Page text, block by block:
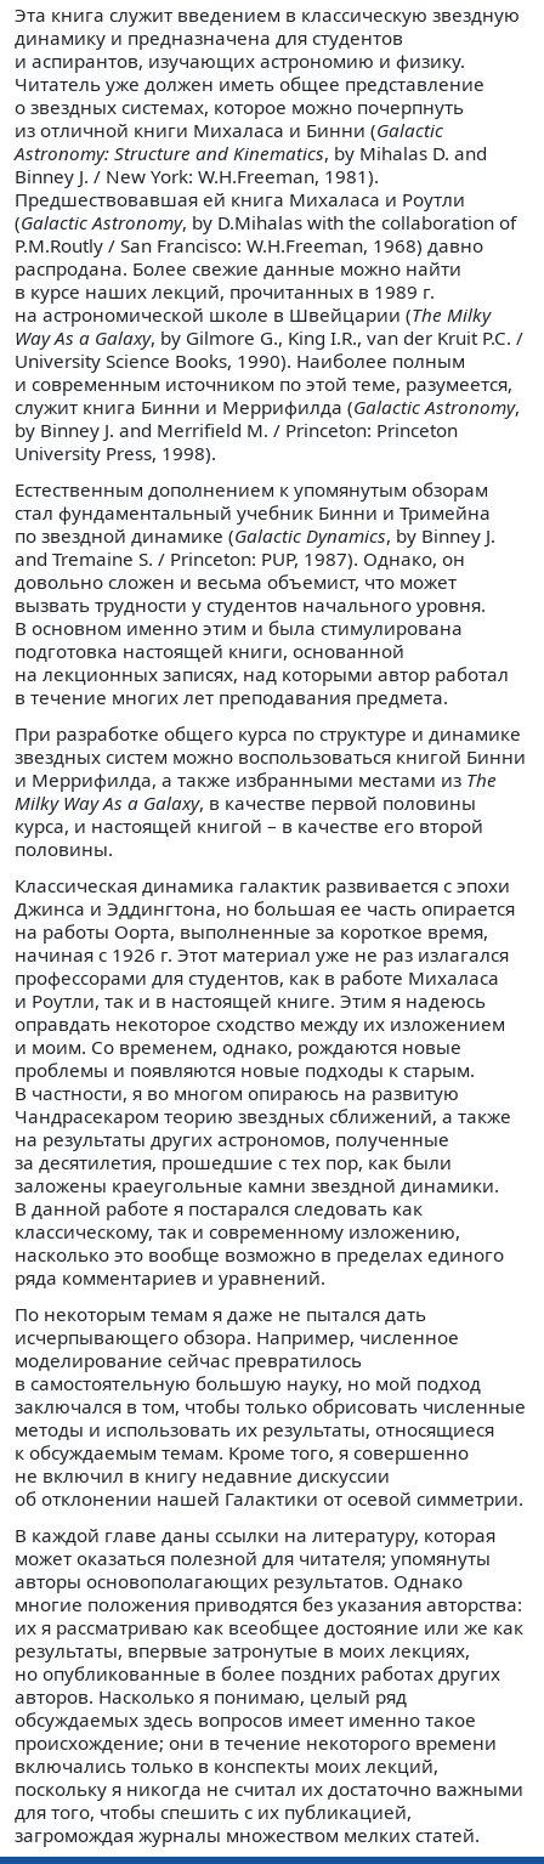
Эта книга служит введением в классическую звездную
динамику и предназначена для студентов
и аспирантов, изучающих астрономию и физику.
Читатель уже должен иметь общее представление
о звездных системах, которое можно почерпнуть
из отличной книги Михаласа и Бинни (Galactic
Astronomy: Structure and Kinematics, by Mihalas D. and
Binney J. / New York: W.H.Freeman, 1981).
Предшествовавшая ей книга Михаласа и Роутли
(Galactic Astronomy, by D.Mihalas with the collaboration of
P.M.Routly / San Francisco: W.H.Freeman, 1968) давно
распродана. Более свежие данные можно найти
в курсе наших лекций, прочитанных в 1989 г.
на астрономической школе в Швейцарии (The Milky
Way As a Galaxy, by Gilmore G., King I.R., van der Kruit P.C. /
University Science Books, 1990). Наиболее полным
и современным источником по этой теме, разумеется,
служит книга Бинни и Меррифилда (Galactic Astronomy,
by Binney J. and Merrifield M. / Princeton: Princeton
University Press, 1998).
Естественным дополнением к упомянутым обзорам
стал фундаментальный учебник Бинни и Тримейна
по звездной динамике (Galactic Dynamics, by Binney J.
and Tremaine S. / Princeton: PUP, 1987). Однако, он
довольно сложен и весьма объемист, что может
вызвать трудности у студентов начального уровня.
В основном именно этим и была стимулирована
подготовка настоящей книги, основанной
на лекционных записях, над которыми автор работал
в течение многих лет преподавания предмета.
При разработке общего курса по структуре и динамике
звездных систем можно воспользоваться книгой Бинни
и Меррифилда, а также избранными местами из The
Milky Way As a Galaxy, в качестве первой половины
курса, и настоящей книгой – в качестве его второй
половины.
Классическая динамика галактик развивается с эпохи
Джинса и Эддингтона, но большая ее часть опирается
на работы Оорта, выполненные за короткое время,
начиная с 1926 г. Этот материал уже не раз излагался
профессорами для студентов, как в работе Михаласа
и Роутли, так и в настоящей книге. Этим я надеюсь
оправдать некоторое сходство между их изложением
и моим. Со временем, однако, рождаются новые
проблемы и появляются новые подходы к старым.
В частности, я во многом опираюсь на развитую
Чандрасекаром теорию звездных сближений, а также
на результаты других астрономов, полученные
за десятилетия, прошедшие с тех пор, как были
заложены краеугольные камни звездной динамики.
В данной работе я постарался следовать как
классическому, так и современному изложению,
насколько это вообще возможно в пределах единого
ряда комментариев и уравнений.
По некоторым темам я даже не пытался дать
исчерпывающего обзора. Например, численное
моделирование сейчас превратилось
в самостоятельную большую науку, но мой подход
заключался в том, чтобы только обрисовать численные
методы и использовать их результаты, относящиеся
к обсуждаемым темам. Кроме того, я совершенно
не включил в книгу недавние дискуссии
об отклонении нашей Галактики от осевой симметрии.
В каждой главе даны ссылки на литературу, которая
может оказаться полезной для читателя; упомянуты
авторы основополагающих результатов. Однако
многие положения приводятся без указания авторства:
их я рассматриваю как всеобщее достояние или же как
результаты, впервые затронутые в моих лекциях,
но опубликованные в более поздних работах других
авторов. Насколько я понимаю, целый ряд
обсуждаемых здесь вопросов имеет именно такое
происхождение; они в течение некоторого времени
включались только в конспекты моих лекций,
поскольку я никогда не считал их достаточно важными
для того, чтобы спешить с их публикацией,
загромождая журналы множеством мелких статей.